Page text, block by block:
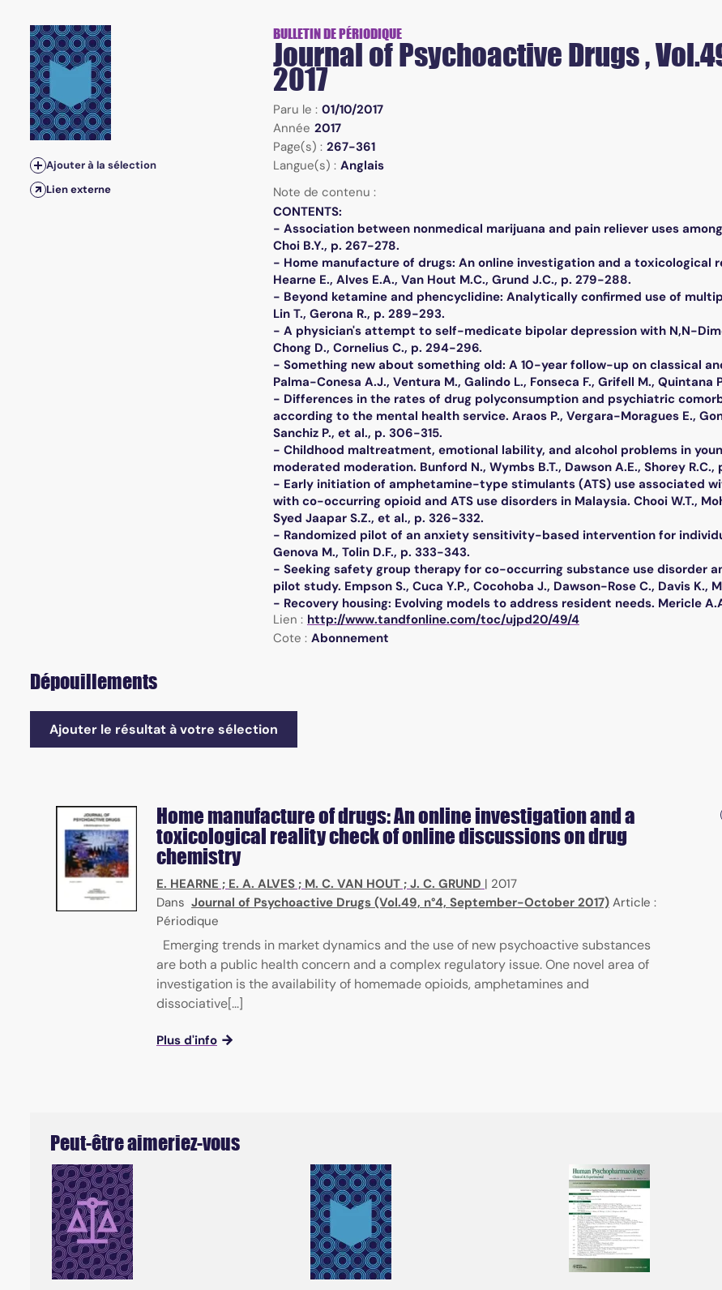
Vol.49, n°4 - September-October 2017
Ajouter à la sélection
Lien externe
BULLETIN DE PÉRIODIQUE
Journal of Psychoactive Drugs ,
2017
Paru le : 01/10/2017
Année 2017
Page(s) : 267-361
Langue(s) : Anglais
Note de contenu :
CONTENTS:
- Association between nonmedical marijuana and pain reliever uses
Choi B.Y., p. 267-278.
- Home manufacture of drugs: An online investigation and a toxicological
Hearne E., Alves E.A., Van Hout M.C., Grund J.C., p. 279-288.
- Beyond ketamine and phencyclidine: Analytically confirmed use of
Lin T., Gerona R., p. 289-293.
- A physician's attempt to self-medicate bipolar depression with N,N-
Chong D., Cornelius C., p. 294-296.
- Something new about something old: A 10-year follow-up on classical
Palma-Conesa A.J., Ventura M., Galindo L., Fonseca F., Grifell M., Quintana
- Differences in the rates of drug polyconsumption and psychiatric
according to the mental health service. Araos P., Vergara-Moragues E.,
Sanchiz P., et al., p. 306-315.
- Childhood maltreatment, emotional lability, and alcohol problems in
moderated moderation. Bunford N., Wymbs B.T., Dawson A.E., Shorey R.C.,
- Early initiation of amphetamine-type stimulants (ATS) use associated
with co-occurring opioid and ATS use disorders in Malaysia. Chooi W.T.,
Syed Jaapar S.Z., et al., p. 326-332.
- Randomized pilot of an anxiety sensitivity-based intervention for
Genova M., Tolin D.F., p. 333-343.
- Seeking safety group therapy for co-occurring substance use disorder
pilot study. Empson S., Cuca Y.P., Cocohoba J., Dawson-Rose C., Davis K.,
- Recovery housing: Evolving models to address resident needs. Mericle
Lien : http://www.tandfonline.com/toc/ujpd20/49/4
Cote : Abonnement
Dépouillements
Ajouter le résultat à votre sélection
Home manufacture of drugs: An online investigation and a
toxicological reality check of online discussions on drug
chemistry
E. HEARNE ; E. A. ALVES; M. C. VAN HOUT; J. C. GRUND | 2017
Dans Journal of Psychoactive Drugs (Vol.49, n°4, September-October 2017) Article :
Périodique
Emerging trends in market dynamics and the use of new psychoactive substances
are both a public health concern and a complex regulatory issue. One novel area of
investigation is the availability of homemade opioids, amphetamines and
dissociative[...]
Plus d'info
Peut-être aimeriez-vous